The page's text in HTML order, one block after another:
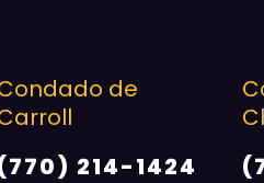
Condado de
Clayton
(770) 471-1284